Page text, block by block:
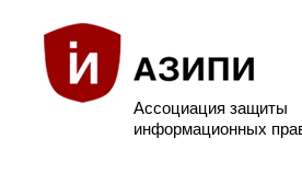
Ассоциация защиты
информационных